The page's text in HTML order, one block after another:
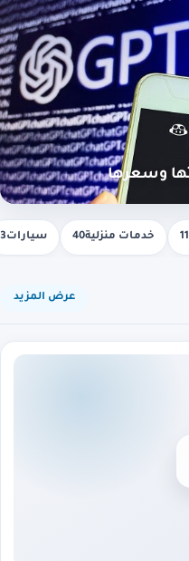
خدمات منزلية40 سيارات3
عرض المزيد